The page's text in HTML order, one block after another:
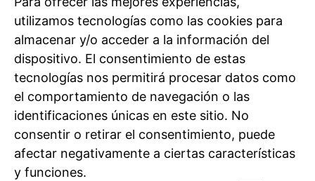
utilizamos tecnologías como las cookies para
almacenar y/o acceder a la información del
dispositivo. El consentimiento de estas
tecnologías nos permitirá procesar datos como
el comportamiento de navegación o las
identificaciones únicas en este sitio. No
consentir o retirar el consentimiento, puede
afectar negativamente a ciertas características
y funciones.